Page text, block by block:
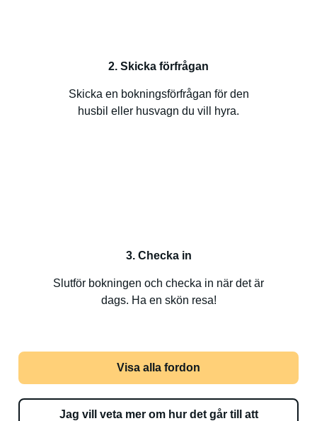
2. Skicka förfrågan
Skicka en bokningsförfrågan för den
husbil eller husvagn du vill hyra.
3. Checka in
Slutför bokningen och checka in när det är
dags. Ha en skön resa!
Visa alla fordon
Jag vill veta mer om hur det går till att